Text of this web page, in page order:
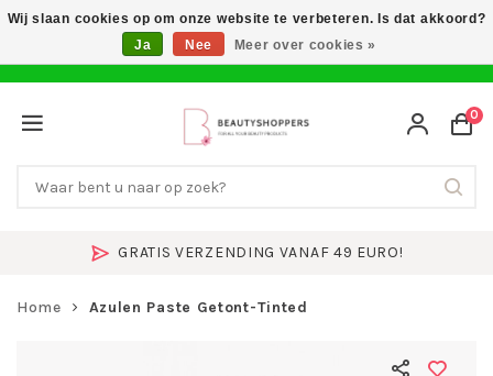
GRATIS VERZENDING VANAF 49 EURO!
0
Home Azulen Paste Getont-Tinted
Wij slaan cookies op om onze website te verbeteren. Is dat akkoord?
Ja
Nee Meer over cookies »